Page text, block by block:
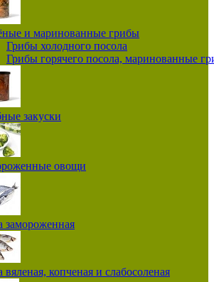
и маринованные грибы
Грибы холодного посола
Грибы горячего посола, маринованные
закуски
овощи
замороженная
вяленая, копченая и слабосоленая